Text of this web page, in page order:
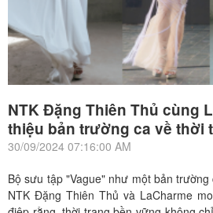
NTK Đặng Thiên Thủ cùng
thiệu bản trường ca về thời
30/09/2024 07:16:00 AM
Bộ sưu tập "Vague" như một bản
NTK Đặng Thiên Thủ và LaCharme